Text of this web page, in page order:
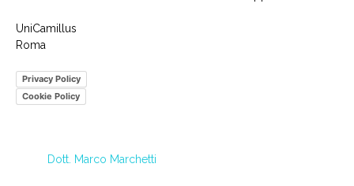
UniCamillus
Roma
Privacy Policy
Cookie Policy
Dott. Marco Marchetti